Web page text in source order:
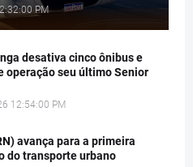
PM
desativa cinco ônibus e
operação seu último Senior
12:54:00 PM
avança para a primeira
do transporte urbano